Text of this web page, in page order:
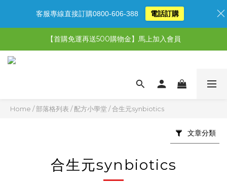
【限時特惠】全館滿1,000送500購物金！
【限時特惠】超值5選3，最高現省1,770元
【首購免運再送500購物金】馬上加入會員
Home /部落格列表 /配方小學堂/合生元synbiotics
文章分類
合生元synbiotics
客服專線直接訂購0800-606-388 電話訂購